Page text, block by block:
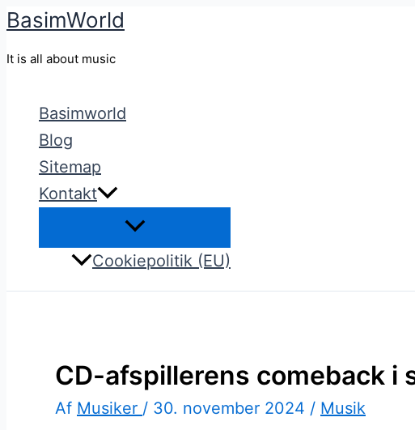
Gå
BasimWorld
It is all about music
Basimworld
Blog
Sitemap
Kontakt
Cookiepolitik (EU)
CD-afspillerens comeback i
Af Musiker / 30. november 2024 / Musik